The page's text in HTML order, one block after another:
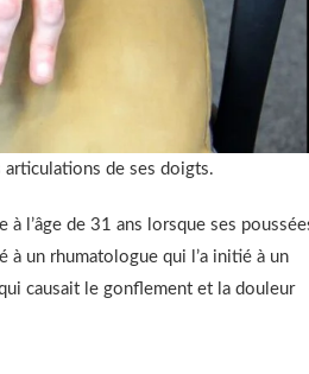
de ses doigts.
l’âge de 31 ans lorsque ses
à un rhumatologue qui l’a initié à un
causait le gonflement et la douleur